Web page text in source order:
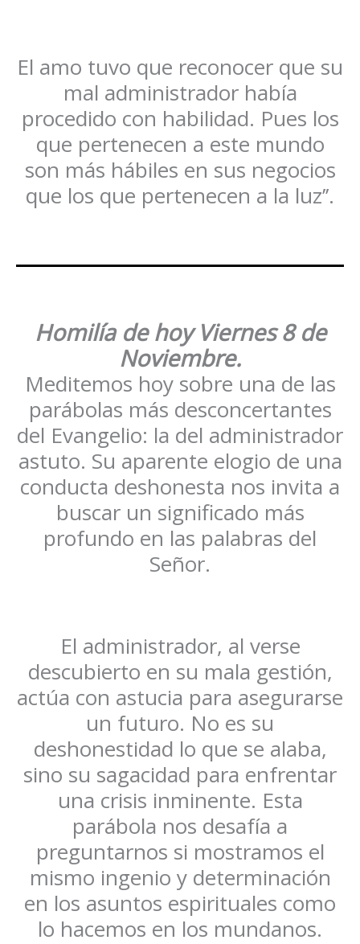
El amo tuvo que reconocer que su
mal administrador había
procedido con habilidad. Pues los
que pertenecen a este mundo
son más hábiles en sus negocios
que los que pertenecen a la luz’’.
Homilía de hoy Viernes8 de
Noviembre.
Meditemos hoy sobre una de las
parábolas más desconcertantes
del Evangelio: la del administrador
astuto. Su aparente elogio de una
conducta deshonesta nos invita a
buscar un significado más
profundo en las palabras del
Señor.
El administrador, al verse
descubierto en su mala gestión,
actúa con astucia para asegurarse
un futuro. No es su
deshonestidad lo que se alaba,
sino su sagacidad para enfrentar
una crisis inminente. Esta
parábola nos desafía a
preguntarnos si mostramos el
mismo ingenio y determinación
en los asuntos espirituales como
lo hacemos en los mundanos.